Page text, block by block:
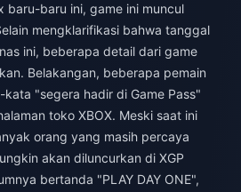
baru-baru ini, game ini muncul
mengklarifikasi bahwa tanggal
ini, beberapa detail dari game
Belakangan, beberapa pemain
"segera hadir di Game Pass"
toko XBOX. Meski saat ini
orang yang masih percaya
akan diluncurkan di XGP
bertanda "PLAY DAY ONE",